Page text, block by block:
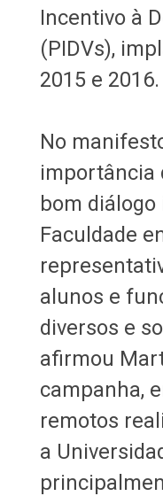
Incentivo à
(PIDVs),
2015 e 2016.
No
importância
bom
Faculdade
alunos e
diversos e
afirmou
campanha,
remotos
a